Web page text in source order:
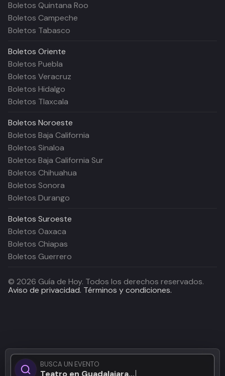
BUSCA UN EVENTO
Teatro en Guadalajara...
Boletos Quintana Roo
Boletos Campeche
Boletos Tabasco
Boletos Oriente
Boletos Puebla
Boletos Veracruz
Boletos Hidalgo
Boletos Tlaxcala
Boletos Noroeste
Boletos Baja California
Boletos Sinaloa
Boletos Baja California Sur
Boletos Chihuahua
Boletos Sonora
Boletos Durango
Boletos Suroeste
Boletos Oaxaca
Boletos Chiapas
Boletos Guerrero
© 2026 Guía de Hoy. Todos los derechos reservados.
Aviso de privacidad. Términos y condiciones.